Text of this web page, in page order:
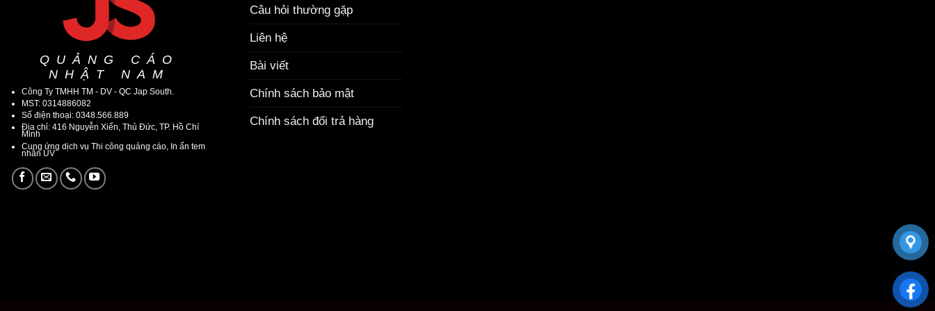
QUẢNG CÁO
NHẬT NAM
Công Ty TMHH TM - DV - QC Jap South.
MST: 0314886082
Số điện thoại: 0348.566.889
Địa chỉ: 416 Nguyễn Xiển, Thủ Đức, TP. Hồ Chí
Minh
Cung ứng dịch vụ Thi công quảng cáo, In ấn tem
nhãn UV
Câu hỏi thường gặp
Liên hệ
Bài viết
Chính sách bảo mật
Chính sách đổi trả hàng